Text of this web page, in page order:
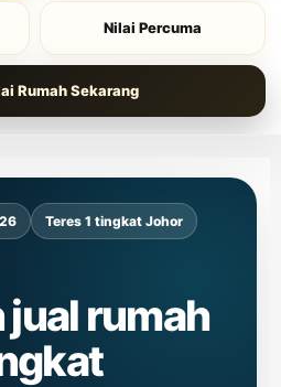
Nilai Percuma
Rumah Sekarang
Teres 1 tingkat Johor
jual rumah